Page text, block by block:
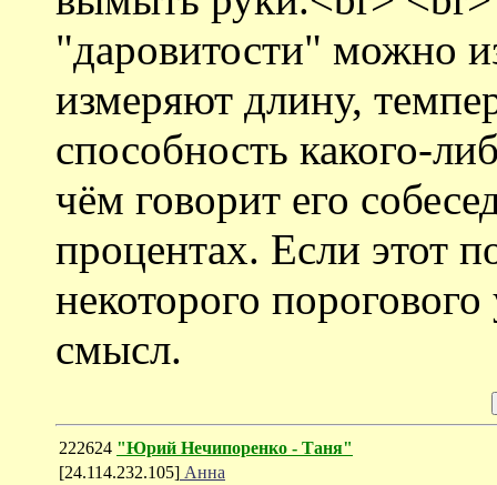
"даровитости" можно
измеряют длину,
способность какого-
чём говорит его
процентах. Если этот
некоторого
смысл.
222624 "Юрий Нечипоренко - Таня"
[24.114.232.105] Анна